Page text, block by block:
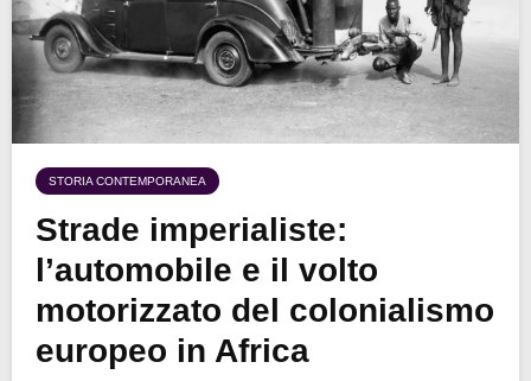
STORIA CONTEMPORANEA
Strade imperialiste:
l’automobile e il volto
motorizzato del colonialismo
europeo in Africa